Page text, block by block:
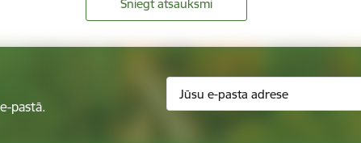
Sniegt atsauksmi
pastā.